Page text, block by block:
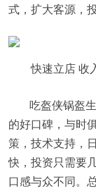
式，扩大客源，
快速立店 收
吃盔侠锅盔
的好口碑，与时
策，技术支持，
快，投资只需要
口感与众不同。